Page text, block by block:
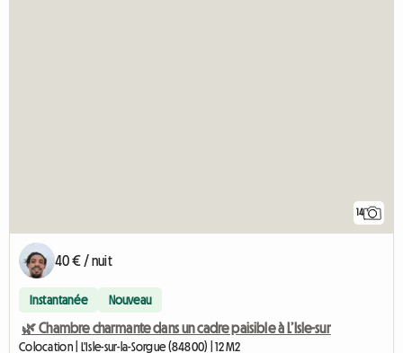
14
40 € / nuit
Instantanée Nouveau
🌿 Chambre charmante dans un cadre paisible à L’Isle-sur
Colocation | L'Isle-sur-la-Sorgue (84800) | 12 M2